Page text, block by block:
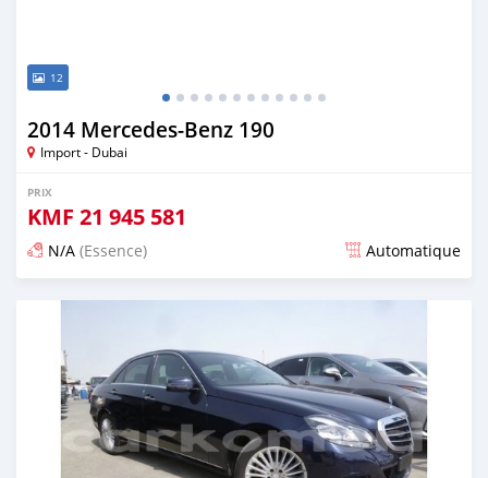
12
2014 Mercedes-Benz 190
Import - Dubai
PRIX
KMF 21 945 581
N/A (Essence) Automatique
Publié il y a environ 7 ans